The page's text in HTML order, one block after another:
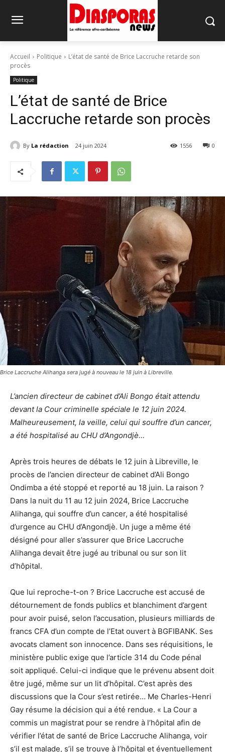
Accueil Politique
L’état de santé de Brice Laccruche retarde son
procès
Politique
L’état de santé de Brice
Laccruche retarde son procès
By La rédaction 24 juin 2024 0
1556
Brice Laccruche Alihanga sera jugé à nouveau le 18 juin à Libreville.
L’ancien directeur de cabinet d’Ali Bongo était attendu
devant la Cour criminelle spéciale le 12 juin 2024.
Malheureusement, la veille, celui qui souffre d’un cancer,
a été hospitalisé au CHU d’Angondjè…
Après trois heures de débats le 12 juin à Libreville, le
procès de l’ancien directeur de cabinet d’Ali Bongo
Ondimba a été stoppé et reporté au 18 juin. La raison ?
Dans la nuit du 11 au 12 juin 2024, Brice Laccruche
Alihanga, qui souffre d’un cancer, a été hospitalisé
d’urgence au CHU d’Angondjè. Un juge a même été
désigné pour aller s’assurer que Brice Laccruche
Alihanga devait être jugé au tribunal ou sur son lit
d’hôpital.
Que lui reproche-t-on ? Brice Laccruche est accusé de
détournement de fonds publics et blanchiment d’argent
pour avoir puisé, selon l’accusation, plusieurs milliards de
francs CFA d’un compte de l’Etat ouvert à BGFIBANK. Ses
avocats clament son innocence. Dans ses réquisitions, le
ministère public exige que l’article 314 du Code pénal
soit appliqué. Celui-ci indique que le prévenu absent doit
être jugé, même sur un lit d’hôpital. C’est après des
discussions que la Cour s’est retirée… Me Charles-Henri
Gay résume la décision qui a été rendue. « La Cour a
commis un magistrat pour se rendre à l’hôpital afin de
vérifier l’état de santé de Brice Laccruche Alihanga, voir
s’il est malade, s’il se trouve à l’hôpital et éventuellement